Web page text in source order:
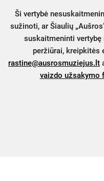
Ši vertybė
sužinoti, ar Šiaulių
suskaitmeninti vertybę
peržiūrai, kreipkitės
rastine@ausrosmuziejus.lt
vaizdo užsakymo